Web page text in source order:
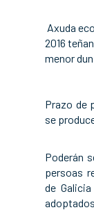
Axuda
2016
menor
Prazo de
se
Poderán
persoas
de